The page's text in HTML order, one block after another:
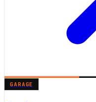
GARAGE